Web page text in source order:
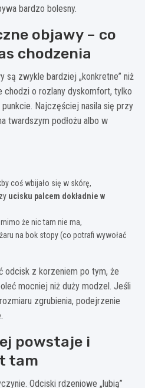
bardzo bolesny.
objawy – co
chodzenia
są zwykle bardziej „konkretne” niż
chodzi o rozlany dyskomfort, tylko
Najczęściej nasila się przy
twardszym podłożu albo w
coś wbijało się w skórę,
ucisku palcem dokładnie w
że nic tam nie ma,
na bok stopy (co potrafi wywołać
odcisk z korzeniem po tym, że
mocniej niż duży modzel. Jeśli
zgrubienia, podejrzenie
powstaje i
tam
Odciski rdzeniowe „lubią”